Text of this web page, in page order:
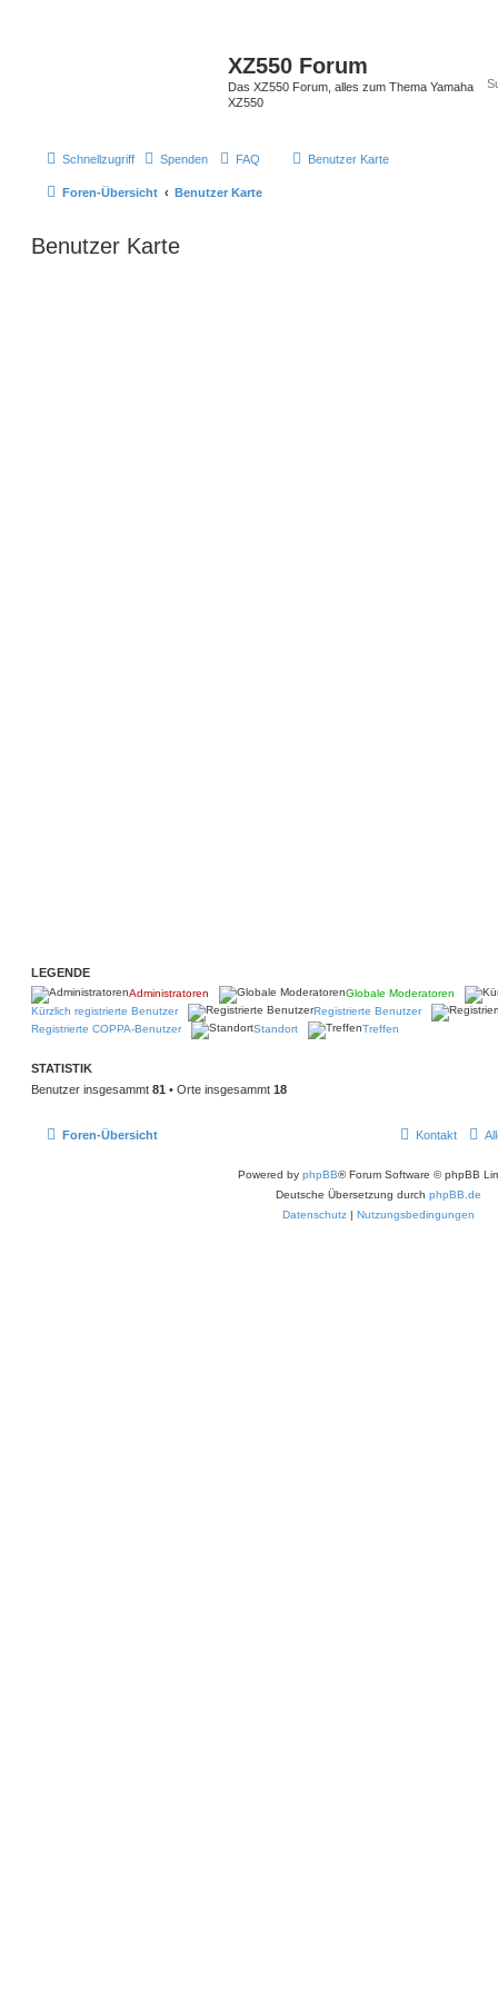
XZ550 Forum
Das XZ550 Forum, alles zum Thema Yamaha
XZ550
Schnellzugriff Spenden FAQ Benutzer Karte
Foren-Übersicht Benutzer Karte
Benutzer Karte
LEGENDE
Administratoren
Globale Moderatoren
Kürzlich registrierte Benutzer
Registrierte Benutzer
Registrierte COPPA-Benutzer
Standort Treffen
STATISTIK
Benutzer insgesammt 81 • Orte insgesammt 18
Foren-Übersicht Kontakt
Powered by phpBB® Forum Software © phpBB
Deutsche Übersetzung durch phpBB.de
Datenschutz | Nutzungsbedingungen